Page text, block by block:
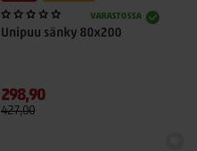
VARASTOSSA
Unipuu sänky 80x200
298,90
427,00